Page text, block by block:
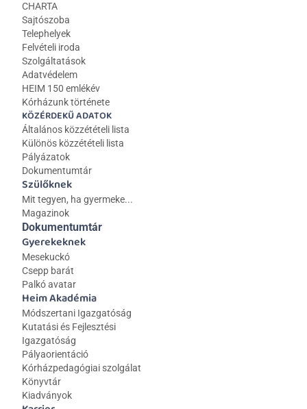
CHARTA
Sajtószoba
Telephelyek
Felvételi iroda
Szolgáltatások
Adatvédelem
HEIM 150 emlékév
Kórházunk története
KÖZÉRDEKŰ ADATOK
Általános közzétételi lista
Különös közzétételi lista
Pályázatok
Dokumentumtár
Szülőknek
Mit tegyen, ha gyermeke...
Magazinok
Gyerekeknek
Mesekuckó
Csepp barát
Palkó avatar
Heim Akadémia
Módszertani Igazgatóság
Kutatási és Fejlesztési
Igazgatóság
Pályaorientáció
Kórházpedagógiai szolgálat
Könyvtár
Kiadványok
Dokumentumtár